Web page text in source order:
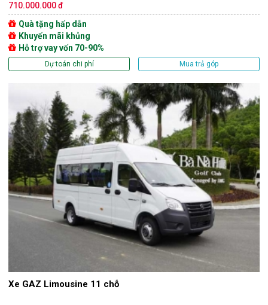
710.000.000 đ
Quà tặng hấp dẫn
Khuyến mãi khủng
Hỗ trợ vay vốn 70-90%
Dự toán chi phí Mua trả góp
Xe GAZ Limousine 11 chỗ